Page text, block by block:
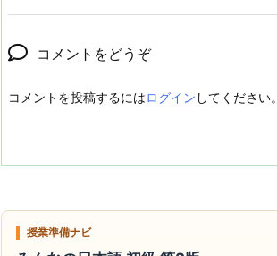
コメントをどうぞ
コメントを投稿するにはログイン してください。
授業準備ナビ